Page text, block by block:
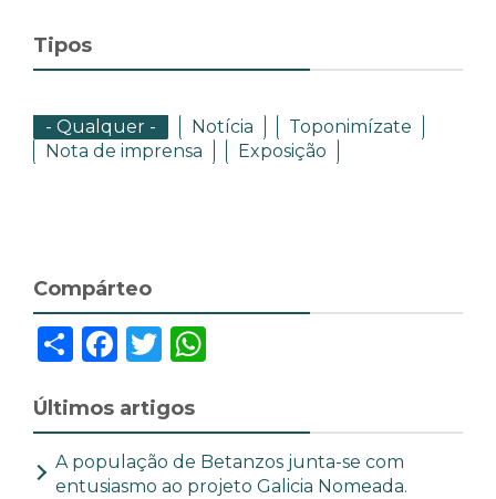
Tipos
- Qualquer - Notícia
Toponimízate
Nota de imprensa
Exposição
Compárteo
Últimos artigos
A população de Betanzos junta-se com
entusiasmo ao projeto Galicia Nomeada.